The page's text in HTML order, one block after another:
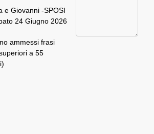
e Giovanni -SPOSI
24 Giugno 2026
ammessi frasi
a 55